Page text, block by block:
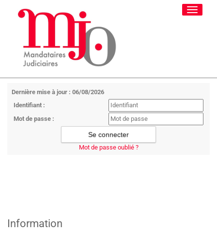
Toggle
Dernière mise à jour : 06/08/2026
Identifiant :
Mot de passe :
Mot de passe oublié ?
Information